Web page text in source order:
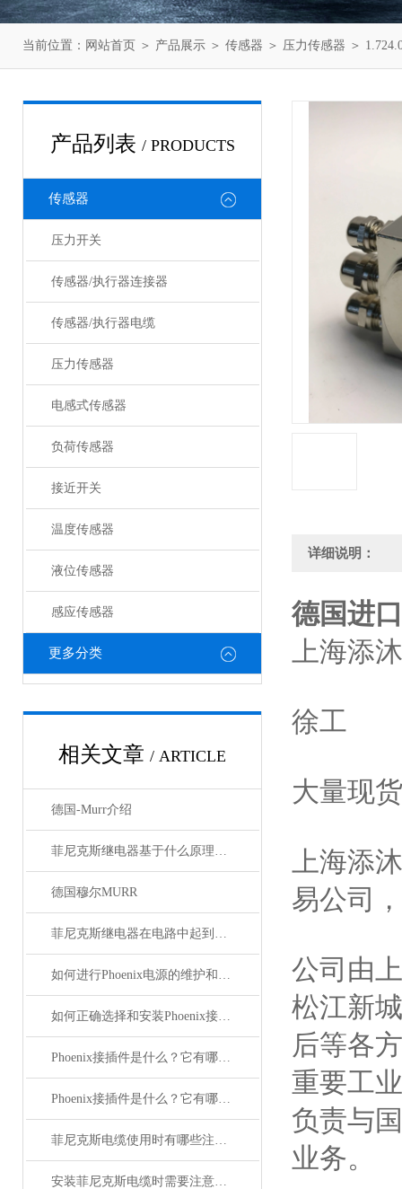
当前位置： 网站首页 ＞ 产品展示 ＞ 传感器 ＞ 压力传感器 ＞
产品列表 / PRODUCTS
传感器
压力开关
传感器/执行器连接器
传感器/执行器电缆
压力传感器
电感式传感器
负荷传感器
接近开关
温度传感器
液位传感器
感应传感器
更多分类
相关文章 / ARTICLE
德国-Murr介绍
菲尼克斯继电器基于什么原理工作？
德国穆尔MURR
菲尼克斯继电器在电路中起到什么作用？
如何进行Phoenix电源的维护和保养？
如何正确选择和安装Phoenix接插件以确保其性能？
Phoenix接插件是什么？它有哪些分类？
Phoenix接插件是什么？它有哪些应用？
菲尼克斯电缆使用时有哪些注意事项？
安装菲尼克斯电缆时需要注意哪些事项？
详细说明：
德国进
上海添
徐工
大量现
上海添
易公司
公司由
松江新
后等各
重要工
负责与
业务。